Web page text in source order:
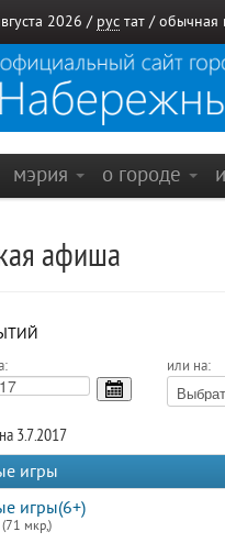
2026 / рус тат / обычная
мэрия о городе
афиша
или на:
3.7.2017
игры
игры(6+)
мкр,)